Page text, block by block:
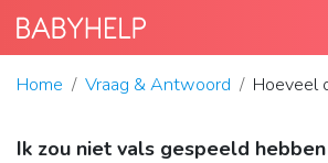
Home Vraag & Antwoord Hoeveel
Ik zou niet vals gespeeld